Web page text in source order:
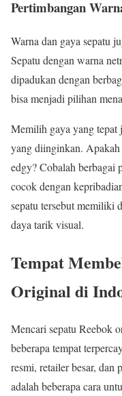
Pertimbangan
Warna dan gaya sepatu
Sepatu dengan warna
dipadukan dengan
bisa menjadi pilihan
Memilih gaya yang tepat
yang diinginkan. Apakah
edgy? Cobalah berbagai
cocok dengan
sepatu tersebut memiliki
daya tarik visual.
Tempat
Original di
Mencari sepatu Reebok
beberapa tempat
resmi, retailer besar,
adalah beberapa cara